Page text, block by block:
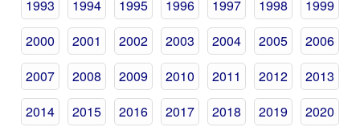
1993
1994 1995 1996 1997 1998
1999
2000
2001 2002 2003 2004 2005
2006
2007
2008 2009 2010 2011 2012
2013
2014
2015 2016 2017 2018 2019
2020